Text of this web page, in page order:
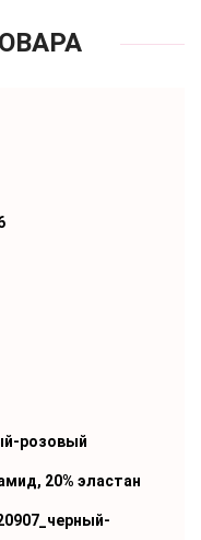
розовый
20% эластан